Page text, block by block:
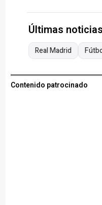
Últimas
Real Madrid
Contenido patrocinado